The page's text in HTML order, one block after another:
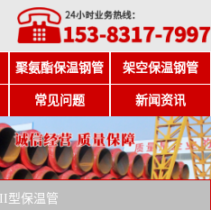
聚氨酯保温钢管 架空保温钢管
常见问题 新闻资讯
型保温管